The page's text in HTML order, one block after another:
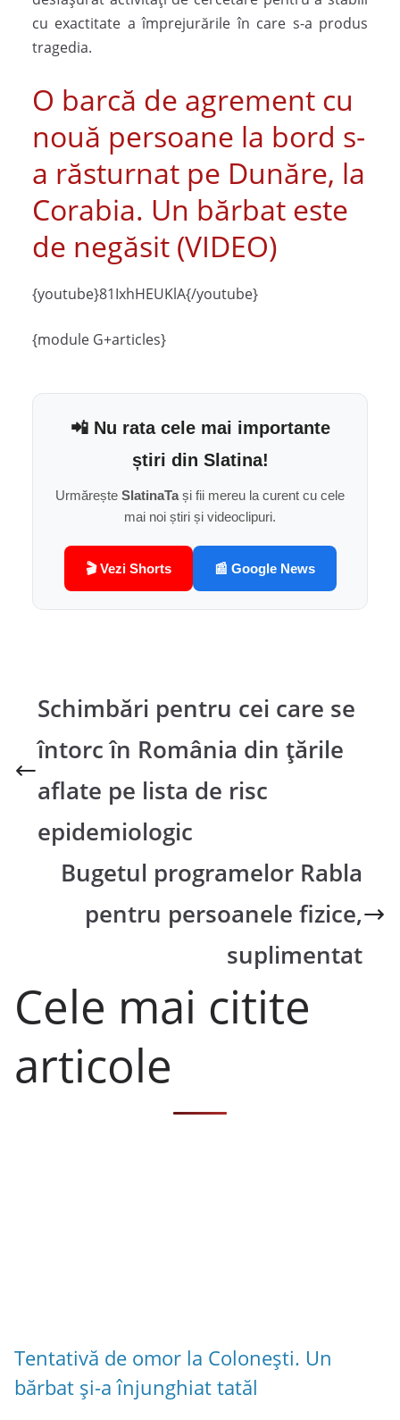
cu exactitate a împrejurările în care s-a produs
tragedia.
O barcă de agrement cu
nouă persoane la bord s-
a răsturnat pe Dunăre, la
Corabia. Un bărbat este
de negăsit (VIDEO)
{youtube}81IxhHEUKlA{/youtube}
{module G+articles}
📲 Nu rata cele mai importante
știri din Slatina!
Urmărește SlatinaTași fii mereu la curent cu cele
mai noi știri și videoclipuri.
🎬 Vezi Shorts 📰 Google News
Schimbări pentru cei care se
întorc în România din țările
aflate pe lista de risc
epidemiologic
Bugetul programelor Rabla
pentru persoanele fizice,
suplimentat
Cele mai citite
articole
Tentativă de omor la Colonești. Un
bărbat și-a înjunghiat tatăl